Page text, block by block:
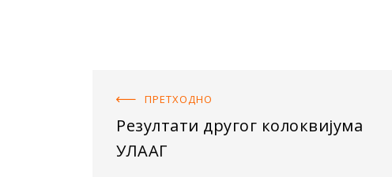
ПРЕТХОДНO
Резултати другог колоквијума
УЛААГ